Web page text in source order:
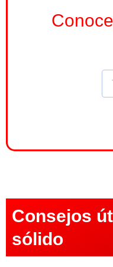
Consejos
sólido